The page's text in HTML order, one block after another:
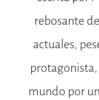
rebosante
actuales,
mundo por